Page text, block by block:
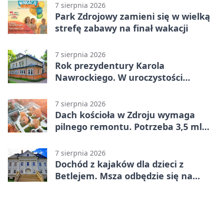
7 sierpnia 2026
Park Zdrojowy zamieni się w wielką
strefę zabawy na finał wakacji
7 sierpnia 2026
Rok prezydentury Karola
Nawrockiego. W uroczystości
7 sierpnia 2026
Dach kościoła w Zdroju wymaga
pilnego remontu. Potrzeba 3,5 mln
7 sierpnia 2026
Dochód z kajaków dla dzieci z
Betlejem. Msza odbędzie się na